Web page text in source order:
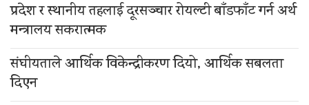
प्रदेश र स्थानीय तहलाई दूरसञ्चार रोयल्टी बाँडफाँट गर्न अर्थ
मन्त्रालय सकरात्मक
संघीयताले आर्थिक विकेन्द्रीकरण दियो, आर्थिक सबलता
दिएन